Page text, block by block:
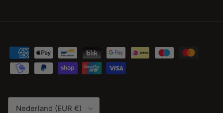
Land/Regio
Nederland (EUR €)